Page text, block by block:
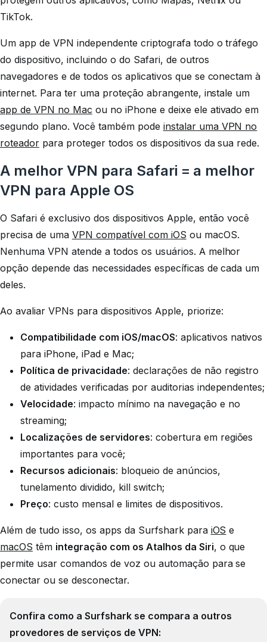
TikTok.
Um app de VPN independente criptografa todo o tráfego
do dispositivo, incluindo o do Safari, de outros
navegadores e de todos os aplicativos que se conectam à
internet. Para ter uma proteção abrangente, instale um
app de VPN no Mac ou no iPhone e deixe ele ativado em
segundo plano. Você também pode instalar uma VPN no
roteadorpara proteger todos os dispositivos da sua rede.
A melhor VPN para Safari = a melhor
VPN para Apple OS
O Safari é exclusivo dos dispositivos Apple, então você
precisa de uma VPN compatível com iOS ou macOS.
Nenhuma VPN atende a todos os usuários. A melhor
opção depende das necessidades específicas de cada um
deles.
Ao avaliar VPNs para dispositivos Apple, priorize:
Compatibilidade com iOS/macOS: aplicativos nativos
para iPhone, iPad e Mac;
Política de privacidade: declarações de não registro
de atividades verificadas por auditorias independentes;
Velocidade: impacto mínimo na navegação e no
streaming;
Localizações de servidores: cobertura em regiões
importantes para você;
Recursos adicionais: bloqueio de anúncios,
tunelamento dividido, kill switch;
Preço: custo mensal e limites de dispositivos.
Além de tudo isso, os apps da Surfshark para iOS e
macOS têm integração com os Atalhos da Siri, o que
permite usar comandos de voz ou automação para se
conectar ou se desconectar.
Confira como a Surfshark se compara a outros
provedores de serviços de VPN: